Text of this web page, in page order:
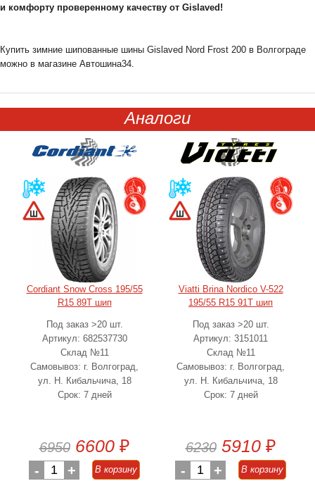
и комфорту проверенному качеству от Gislaved!
Купить зимние шипованные шины Gislaved Nord Frost 200 в Волгограде
можно в магазине Автошина34.
Аналоги
Cordiant Snow Cross 195/55
R15 89T шип
Под заказ >20 шт.
Артикул: 682537730
Склад №11
Самовывоз: г. Волгоград,
ул. Н. Кибальчича, 18
Срок: 7 дней
6950 6600 ₽
- 1 + В корзину
Viatti Brina Nordico V-522
195/55 R15 91T шип
Под заказ >20 шт.
Артикул: 3151011
Склад №11
Самовывоз: г. Волгоград,
ул. Н. Кибальчича, 18
Срок: 7 дней
6230 5910 ₽
- 1 + В корзину